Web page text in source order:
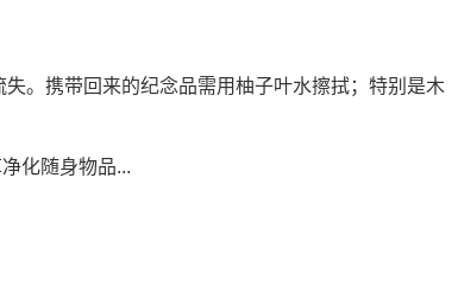
。携带回来的纪念品需用柚子叶水擦拭；特别是木
化随身物品...